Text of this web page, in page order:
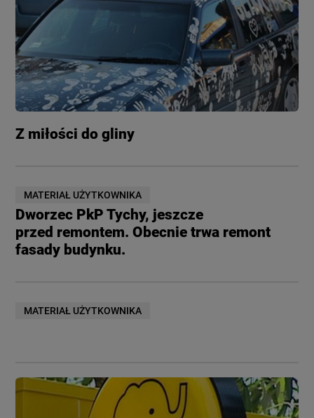
Z miłości do gliny
MATERIAŁ UŻYTKOWNIKA
Dworzec PkP Tychy, jeszcze
przed remontem. Obecnie trwa remont
fasady budynku.
MATERIAŁ UŻYTKOWNIKA